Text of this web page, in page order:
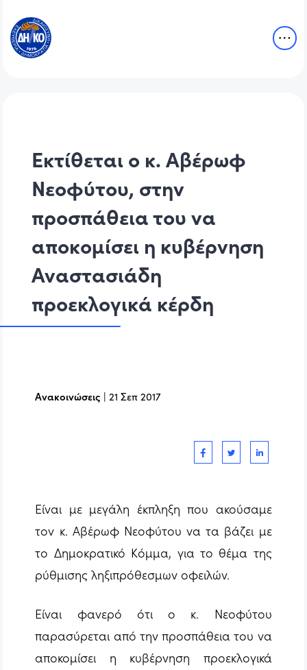
Εκτίθεται ο κ. Αβέρωφ
Νεοφύτου, στην
προσπάθεια του να
αποκομίσει η κυβέρνηση
Αναστασιάδη
προεκλογικά κέρδη
Ανακοινώσεις |21 Σεπ 2017
Είναι με μεγάλη έκπληξη που ακούσαμε
τον κ. Αβέρωφ Νεοφύτου να τα βάζει με
το Δημοκρατικό Κόμμα, για το θέμα της
ρύθμισης ληξιπρόθεσμων οφειλών.
Είναι φανερό ότι ο κ. Νεοφύτου
παρασύρεται από την προσπάθεια του να
αποκομίσει η κυβέρνηση προεκλογικά